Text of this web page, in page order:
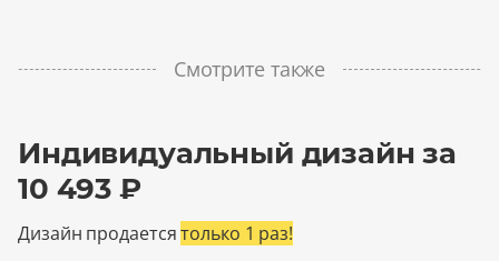
Смотрите также
Индивидуальный дизайн за
10 493 ₽
Дизайн продаетсятолько 1 раз!